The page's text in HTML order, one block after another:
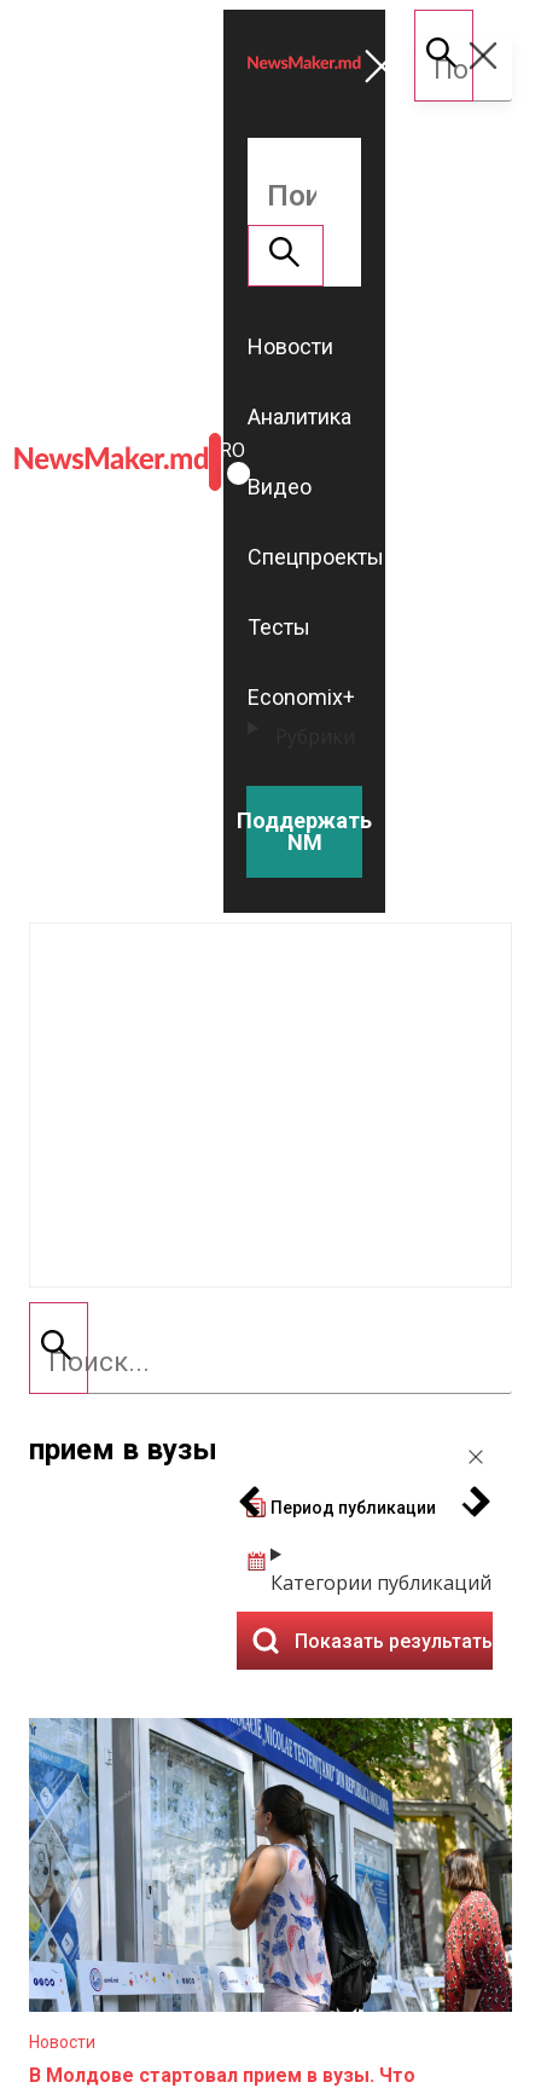
ROMÂNĂ
RU
Новости
Аналитика
Видео
Спецпроекты
Тесты
Economix+
Поддержать
NM
прием в вузы
Период публикации
Категории публикаций
Показать результаты
Новости
В Молдове стартовал прием в вузы. Что